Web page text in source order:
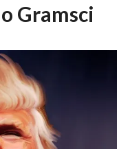
Gramsci